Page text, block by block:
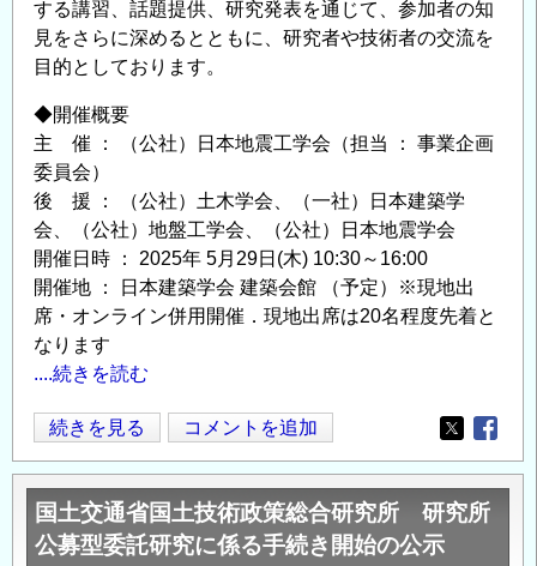
ロ
ー
地
盤
AI）
オ
ン
ラ
イ
ン
形
式
の
する講習、話題提供、研究発表を通じて、参加者の知
見をさらに深めるとともに、研究者や技術者の交流を
目的としております。
◆開催概要
主 催 ： （公社）日本地震工学会（担当 ： 事業企画
委員会）
後 援 ： （公社）土木学会、（一社）日本建築学
会、（公社）地盤工学会、（公社）日本地震学会
開催日時 ： 2025年 5月29日(木) 10:30～16:00
開催地 ： 日本建築学会 建築会館 （予定）※現地出
席・オンライン併用開催．現地出席は20名程度先着と
なります
....続きを読む
日
本
地
震
工
続きを見る コメントを追加
Opens in
国土交通省国土技術政策総合研究所 研究所
公募型委託研究に係る手続き開始の公示